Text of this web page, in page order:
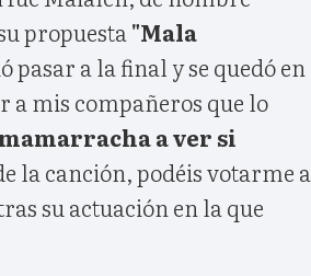
propuesta "Mala
pasar a la final y se quedó en
mis compañeros que lo
mamarracha a ver si
la canción, podéis votarme a
su actuación en la que